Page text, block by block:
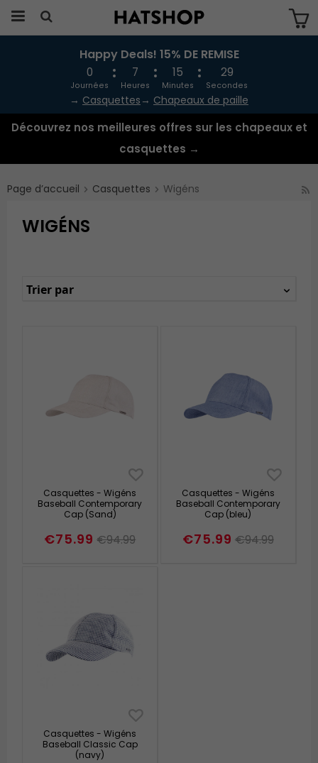
Produkten har blivit tillagd i varukorgen
Happy Deals! 15% DE REMISE
0
Journées
7
Heures
15
Minutes
29
Secondes
→ Casquettes → Chapeaux de paille
Découvrez nos meilleures offres sur les chapeaux et
casquettes →
Page d’accueil Casquettes Wigéns
WIGÉNS
Trier par
Casquettes - Wigéns
Baseball Contemporary
Cap (Sand)
€75.99 €94.99
Casquettes - Wigéns
Baseball Contemporary
Cap (bleu)
€75.99 €94.99
Casquettes - Wigéns
Baseball Classic Cap
(navy)